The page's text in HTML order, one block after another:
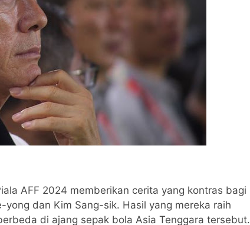
AFF 2024 memberikan cerita yang kontras bagi
yong dan Kim Sang-sik. Hasil yang mereka raih
di ajang sepak bola Asia Tenggara tersebut.